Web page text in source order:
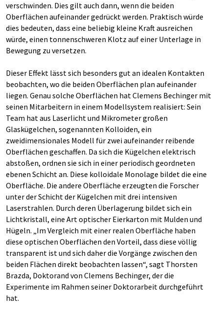
verschwinden. Dies gilt auch dann, wenn die beiden
Oberflächen aufeinander gedrückt werden. Praktisch würde
dies bedeuten, dass eine beliebig kleine Kraft ausreichen
würde, einen tonnenschweren Klotz auf einer Unterlage in
Bewegung zu versetzen.
Dieser Effekt lässt sich besonders gut an idealen Kontakten
beobachten, wo die beiden Oberflächen plan aufeinander
liegen. Genau solche Oberflächen hat Clemens Bechinger mit
seinen Mitarbeitern in einem Modellsystem realisiert: Sein
Team hat aus Laserlicht und Mikrometer großen
Glaskügelchen, sogenannten Kolloiden, ein
zweidimensionales Modell für zwei aufeinander reibende
Oberflächen geschaffen. Da sich die Kügelchen elektrisch
abstoßen, ordnen sie sich in einer periodisch geordneten
ebenen Schicht an. Diese kolloidale Monolage bildet die eine
Oberfläche. Die andere Oberfläche erzeugten die Forscher
unter der Schicht der Kügelchen mit drei intensiven
Laserstrahlen. Durch deren Überlagerung bildet sich ein
Lichtkristall, eine Art optischer Eierkarton mit Mulden und
Hügeln. „Im Vergleich mit einer realen Oberfläche haben
diese optischen Oberflächen den Vorteil, dass diese völlig
transparent ist und sich daher die Vorgänge zwischen den
beiden Flächen direkt beobachten lassen“, sagt Thorsten
Brazda, Doktorand von Clemens Bechinger, der die
Experimente im Rahmen seiner Doktorarbeit durchgeführt
hat.